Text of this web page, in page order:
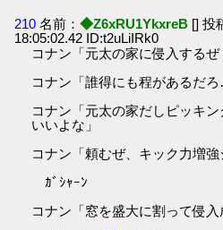
210 名前：◆Z6xRU1YkxreB [] 投
18:05:02.42 ID:t2uLiIRk0
コナン「元太の家に侵入するぜ
コナン「誰得にも程があるだ
コナン「元太の家だしピッキ
いいよな」
コナン「頼むぜ、キック力増強
ｶﾞｼｬｰﾝ
コナン「窓を盛大に割って侵入